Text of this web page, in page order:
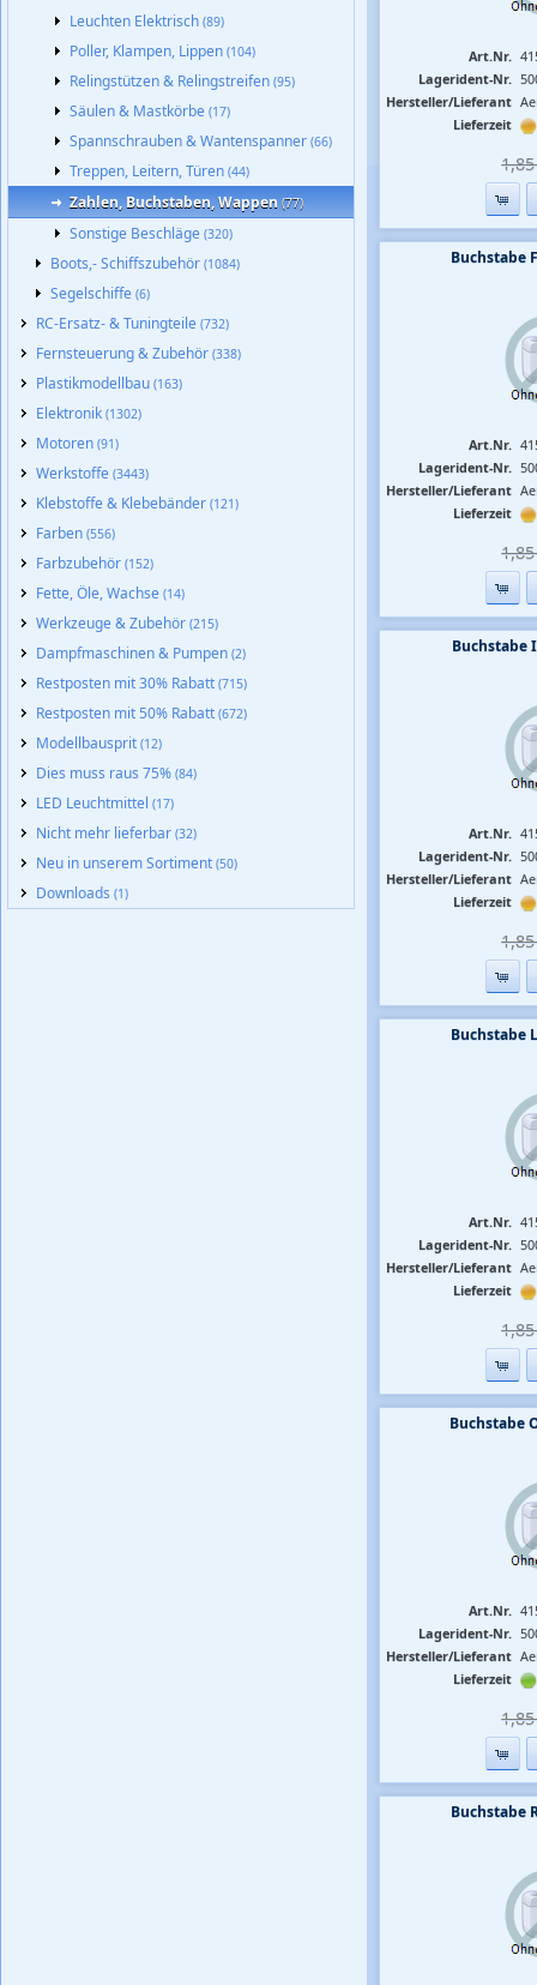
Leuchten Elektrisch (89)
Poller, Klampen, Lippen (104)
Relingstützen & Relingstreifen (95)
Säulen & Mastkörbe (17)
Spannschrauben & Wantenspanner (66)
Treppen, Leitern, Türen (44)
Zahlen, Buchstaben, Wappen (77)
Sonstige Beschläge (320)
Boots,- Schiffszubehör (1084)
Segelschiffe (6)
RC-Ersatz- & Tuningteile (732)
Fernsteuerung & Zubehör (338)
Plastikmodellbau (163)
Elektronik (1302)
Motoren (91)
Werkstoffe (3443)
Klebstoffe & Klebebänder (121)
Farben (556)
Farbzubehör (152)
Fette, Öle, Wachse (14)
Werkzeuge & Zubehör (215)
Dampfmaschinen & Pumpen (2)
Restposten mit 30% Rabatt (715)
Restposten mit 50% Rabatt (672)
Modellbausprit (12)
Dies muss raus 75% (84)
LED Leuchtmittel (17)
Nicht mehr lieferbar (32)
Neu in unserem Sortiment (50)
Downloads (1)
Art.Nr.
Lagerident-Nr.
Hersteller/Lieferant
Lieferzeit
1,85
Buchstabe
Art.Nr.
Lagerident-Nr.
Hersteller/Lieferant
Lieferzeit
1,85
Buchstabe
Art.Nr.
Lagerident-Nr.
Hersteller/Lieferant
Lieferzeit
1,85
Buchstabe
Art.Nr.
Lagerident-Nr.
Hersteller/Lieferant
Lieferzeit
1,85
Buchstabe
Art.Nr.
Lagerident-Nr.
Hersteller/Lieferant
Lieferzeit
1,85
Buchstabe